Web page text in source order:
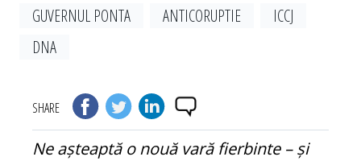
GUVERNUL PONTA
ANTICORUPTIE
ICCJ
DNA
SHARE
Ne așteaptă o nouă vară fierbinte – și